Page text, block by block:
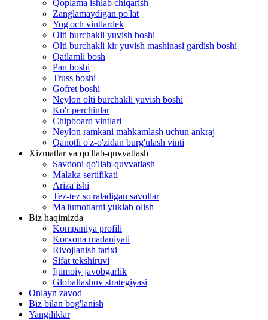
Qoplama ishlab chiqarish
Zanglamaydigan po'lat
Yog'och vintlardek
Olti burchakli yuvish boshi
Olti burchakli kir yuvish mashinasi gardish boshi
Qatlamli bosh
Pan boshi
Truss boshi
Gofret boshi
Neylon olti burchakli yuvish boshi
Ko'r perchinlar
Chipboard vintlari
Neylon ramkani mahkamlash uchun ankraj
Qanotli o'z-o'zidan burg'ulash vinti
Xizmatlar va qo'llab-quvvatlash
Savdoni qo'llab-quvvatlash
Malaka sertifikati
Ariza ishi
Tez-tez so'raladigan savollar
Ma'lumotlarni yuklab olish
Biz haqimizda
Kompaniya profili
Korxona madaniyati
Rivojlanish tarixi
Sifat tekshiruvi
Ijtimoiy javobgarlik
Globallashuv strategiyasi
Onlayn zavod
Biz bilan bog'lanish
Yangiliklar